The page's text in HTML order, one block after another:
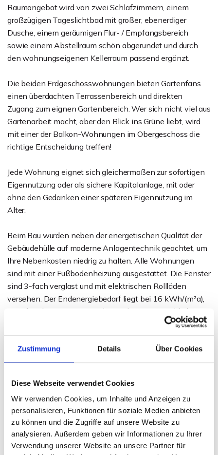
Zustimmung Details Über Cookies
Diese Webseite verwendet Cookies
Wir verwenden Cookies, um Inhalte und Anzeigen zu
personalisieren, Funktionen für soziale Medien anbieten
zu können und die Zugriffe auf unsere Website zu
analysieren. Außerdem geben wir Informationen zu Ihrer
Verwendung unserer Website an unsere Partner für
Raumangebot wird von zwei Schlafzimmern, einem
großzügigen Tageslichtbad mit großer, ebenerdiger
Dusche, einem geräumigen Flur- / Empfangsbereich
sowie einem Abstellraum schön abgerundet und durch
den wohnungseigenen Kellerraum passend ergänzt.
Die beiden Erdgeschosswohnungen bieten Gartenfans
einen überdachten Terrassenbereich und direkten
Zugang zum eignen Gartenbereich. Wer sich nicht viel aus
Gartenarbeit macht, aber den Blick ins Grüne liebt, wird
mit einer der Balkon-Wohnungen im Obergeschoss die
richtige Entscheidung treffen!
Jede Wohnung eignet sich gleichermaßen zur sofortigen
Eigennutzung oder als sichere Kapitalanlage, mit oder
ohne den Gedanken einer späteren Eigennutzung im
Alter.
Beim Bau wurden neben der energetischen Qualität der
Gebäudehülle auf moderne Anlagentechnik geachtet, um
Ihre Nebenkosten niedrig zu halten. Alle Wohnungen
sind mit einer Fußbodenheizung ausgestattet. Die Fenster
sind 3-fach verglast und mit elektrischen Rollläden
versehen. Der Endenergiebedarf liegt bei 16 kWh/(m²a),
was der Klasse A+ entspricht. Auch ansonsten bleiben
hier aussstattungstechnisch keine Wünsche offen!
Besonderheit: Wenn Sie aktuell Wohneigentum besitzen,
welches Sie im Zuge des Erwerbs einer dieser
an. Gerne stellen wir Ihnen die Möglichkeiten zur
Inzahlungnahme Ihrer aktuellen Immobilie vor.
Ansprechpartner
Telefon: 0571 597 265 17